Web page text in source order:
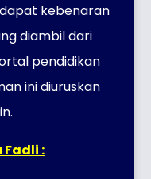
kebenaran
diambil dari
pendidikan
ini diuruskan
Fadli :